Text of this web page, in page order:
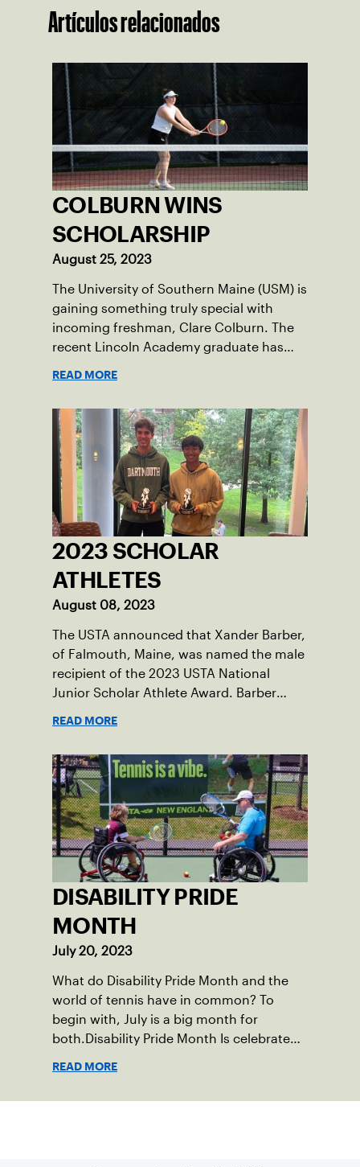
Artículos relacionados
COLBURN WINS
SCHOLARSHIP
August 25, 2023
The University of Southern Maine (USM) is
gaining something truly special with
incoming freshman, Clare Colburn. The
recent Lincoln Academy graduate has
Damariscotta, ME and those around her
throughout her childhood.
READ MORE
2023 SCHOLAR
ATHLETES
August 08, 2023
The USTA announced that Xander Barber,
of Falmouth, Maine, was named the male
recipient of the 2023 USTA National
Junior Scholar Athlete Award. Barber
His impact on the tennis court was felt
immediately as Barber led Falmouth to a
state championship and was named the
state’s Player of the Year.
READ MORE
DISABILITY PRIDE
MONTH
July 20, 2023
What do Disability Pride Month and the
world of tennis have in common? To
begin with, July is a big month for
both.Disability Pride Month Is celebrated
READ MORE